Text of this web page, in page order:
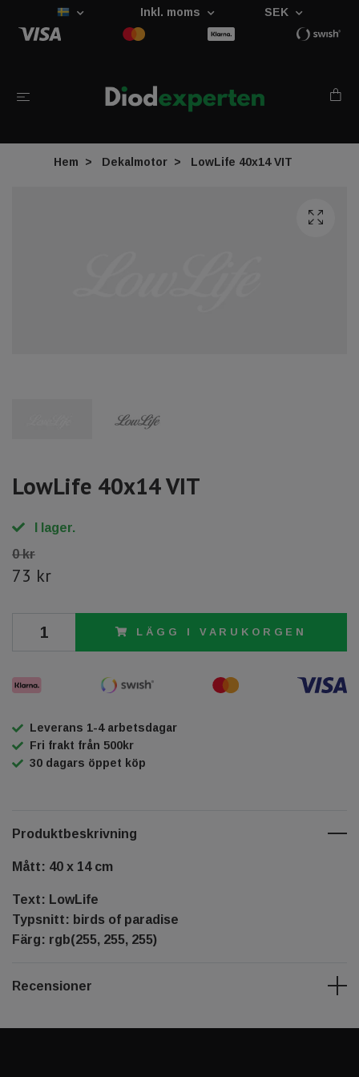
Inkl. moms SEK
Hem Dekalmotor LowLife 40x14 VIT
LowLife 40x14 VIT
I lager.
0 kr
73 kr
LÄGG I VARUKORGEN
Leverans 1-4 arbetsdagar
Fri frakt från 500kr
30 dagars öppet köp
Produktbeskrivning
Mått: 40 x 14 cm
Text: LowLife
Typsnitt: birds of paradise
Färg: rgb(255, 255, 255)
Recensioner